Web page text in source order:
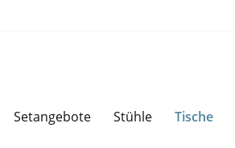
Setangebote Stühle Tische
Sparen bei Angebotsanfrage